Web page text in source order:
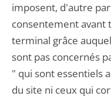
imposent, d'autre
consentement avant
terminal grâce
sont pas concernés
" qui sont essentiels
du site ni ceux qui